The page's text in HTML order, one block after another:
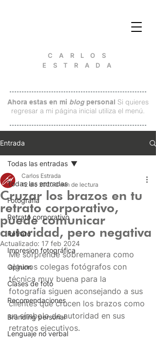
C A R L O S
E S T R A D A
Ahora estas en mi blogpersonal Si quieres
regresar a mi página inicial utiliza el menú.
Entrada
Todas las entradas
Fotografía
Retrato corporativo
Retrato
Impresion fotográfica
Opinion
Clases de foto
Recomendaciones
Branding personal
Lenguaje no verbal
Todas las entradas
Cruzar los brazos en tu
retrato corporativo,
puede comunicar
autoridad, pero negativa
Carlos Estrada
12 dic 2020 2 min de lectura
Actualizado: 17 feb 2024
Me sorprende sobremanera como
algunos colegas fotógrafos con
técnica muy buena para la
fotografía siguen aconsejando a sus
clientes que crucen los brazos como
un símbolo de autoridad en sus
retratos ejecutivos.